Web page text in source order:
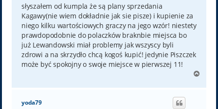
t
słyszałem od kumpla że są plany sprzedania
Kagawy(nie wiem dokładnie jak sie pisze) i kupienie za
niego kilku wartościowych graczy na jego wzór! niestety
prawdopodobnie do polaczków braknbie miejsca bo
już Lewandowski miał problemy jak wszyscy byli
zdrowi a na skrzydło chcą kogoś kupić! jedynie Piszczek
może być spokojny o swoje miejsce w pierwszej 11!
g
yoda79